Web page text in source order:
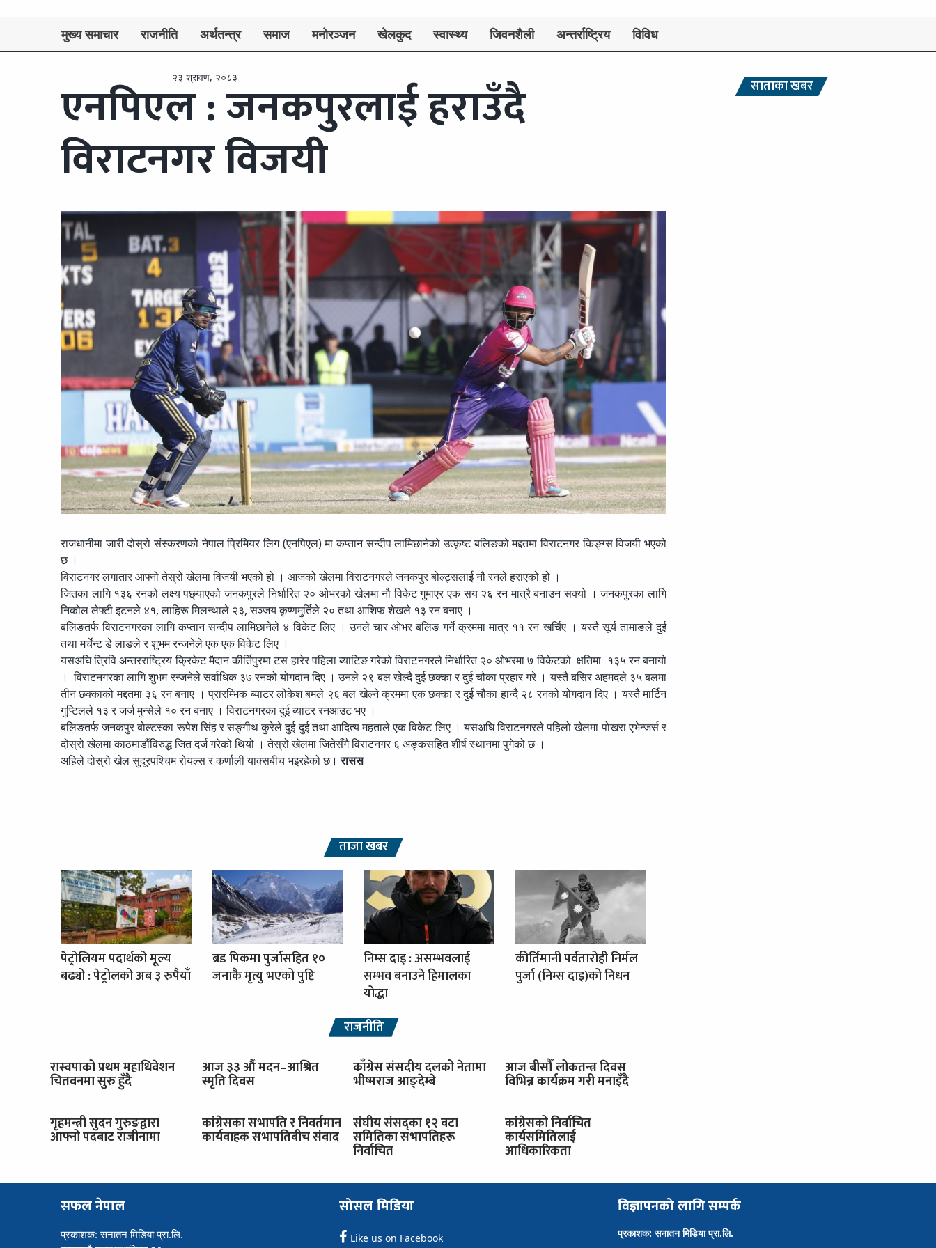
२३ श्रावण, २०८३
मुख्य समाचार राजनीति अर्थतन्त्र समाज मनोरञ्जन खेलकुद स्वास्थ्य जिवनशैली अन्तर्राष्ट्रिय विविध
एनपिएल : जनकपुरलाई हराउँदै
विराटनगर विजयी
राजधानीमा जारी दोस्रो संस्करणको नेपाल प्रिमियर लिग (एनपिएल) मा कप्तान सन्दीप लामिछानेको उत्कृष्ट बलिङको मद्दतमा विराटनगर किङ्ग्स विजयी भएको
छ ।
विराटनगर लगातार आफ्नो तेस्रो खेलमा विजयी भएको हो । आजको खेलमा विराटनगरले जनकपुर बोल्ट्सलाई नौ रनले हराएको हो ।
जितका लागि १३६ रनको लक्ष्य पछ्याएको जनकपुरले निर्धारित २० ओभरको खेलमा नौ विकेट गुमाएर एक सय २६ रन मात्रै बनाउन सक्यो । जनकपुरका लागि
निकोल लेफ्टी इटनले ४१, लाहिरू मिलन्थाले २३, सञ्जय कृष्णमुर्तिले २० तथा आशिफ शेखले १३ रन बनाए ।
बलिङतर्फ विराटनगरका लागि कप्तान सन्दीप लामिछानेले ४ विकेट लिए । उनले चार ओभर बलिङ गर्ने क्रममा मात्र ११ रन खर्चिए । यस्तै सूर्य तामाङले दुई
तथा मर्चेन्ट डे लाङले र शुभम रन्जनेले एक एक विकेट लिए ।
यसअघि त्रिवि अन्तरराष्ट्रिय क्रिकेट मैदान कीर्तिपुरमा टस हारेर पहिला ब्याटिङ गरेको विराटनगरले निर्धारित २० ओभरमा ७ विकेटको क्षतिमा १३५ रन बनायो
। विराटनगरका लागि शुभम रन्जनेले सर्वाधिक ३७ रनको योगदान दिए । उनले २९ बल खेल्दै दुई छक्का र दुई चौका प्रहार गरे । यस्तै बसिर अहमदले ३५ बलमा
तीन छक्काको मद्दतमा ३६ रन बनाए । प्रारम्भिक ब्याटर लोकेश बमले २६ बल खेल्ने क्रममा एक छक्का र दुई चौका हान्दै २८ रनको योगदान दिए । यस्तै मार्टिन
गुप्टिलले १३ र जर्ज मुन्सेले १० रन बनाए । विराटनगरका दुई ब्याटर रनआउट भए ।
बलिङतर्फ जनकपुर बोल्टस्का रूपेश सिंह र सङ्गीथ कुरेले दुई दुई तथा आदित्य महताले एक विकेट लिए । यसअघि विराटनगरले पहिलो खेलमा पोखरा एभेन्जर्स र
दोस्रो खेलमा काठमाडौँविरुद्ध जित दर्ज गरेको थियो । तेस्रो खेलमा जितेसँगै विराटनगर ६ अङ्कसहित शीर्ष स्थानमा पुगेको छ ।
अहिले दोस्रो खेल सुदूरपश्चिम रोयल्स र कर्णाली याक्सबीच भइरहेको छ।रासस
ताजा खबर
पेट्रोलियम पदार्थको मूल्य
बढ्यो : पेट्रोलको अब ३ रुपैयाँ
ब्रड पिकमा पुर्जासहित १०
जनाकै मृत्यु भएको पुष्टि
निम्स दाइ : असम्भवलाई
सम्भव बनाउने हिमालका
योद्धा
कीर्तिमानी पर्वतारोही निर्मल
पुर्जा (निम्स दाइ)को निधन
राजनीति
रास्वपाको प्रथम महाधिवेशन
चितवनमा सुरु हुँदै
आज ३३ औँ मदन–आश्रित
स्मृति दिवस
काँग्रेस संसदीय दलको नेतामा
भीष्मराज आङ्देम्बे
आज बीसौँ लोकतन्त्र दिवस
विभिन्न कार्यक्रम गरी मनाइँदै
गृहमन्त्री सुदन गुरुङद्वारा
आफ्नो पदबाट राजीनामा
कांग्रेसका सभापति र निवर्तमान
कार्यवाहक सभापतिबीच संवाद
संघीय संसद्का १२ वटा
समितिका सभापतिहरू
निर्वाचित
कांग्रेसको निर्वाचित
कार्यसमितिलाई
आधिकारिकता
साताका खबर
सफल नेपाल
प्रकाशक: सनातन मिडिया प्रा.लि.
सोसल मिडिया
Like us on Facebook
विज्ञापनको लागि सम्पर्क
प्रकाशक: सनातन मिडिया प्रा.लि.